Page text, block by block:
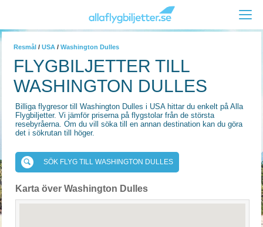
Resmål / USA / Washington Dulles
FLYGBILJETTER TILL
WASHINGTON DULLES
Billiga flygresor till Washington Dulles i USA hittar du enkelt på Alla
Flygbiljetter. Vi jämför priserna på flygstolar från de största
resebyråerna. Om du vill söka till en annan destination kan du göra
det i sökrutan till höger.
SÖK FLYG TILL WASHINGTON DULLES
Karta över Washington Dulles